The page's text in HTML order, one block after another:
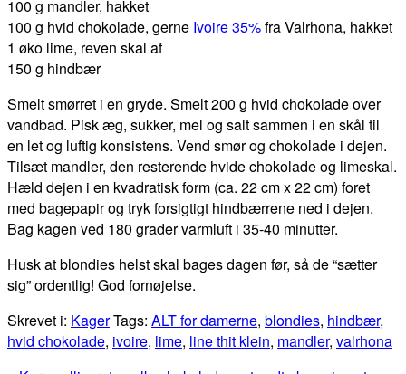
100 g mandler, hakket
100 g hvid chokolade, gerne Ivoire 35%fra Valrhona, hakket
1 øko lime, reven skal af
150 g hindbær
Smelt smørret i en gryde. Smelt 200 g hvid chokolade over
vandbad. Pisk æg, sukker, mel og salt sammen i en skål til
en let og luftig konsistens. Vend smør og chokolade i dejen.
Tilsæt mandler, den resterende hvide chokolade og limeskal.
Hæld dejen i en kvadratisk form (ca. 22 cm x 22 cm) foret
med bagepapir og tryk forsigtigt hindbærrene ned i dejen.
Bag kagen ved 180 grader varmluft i 35-40 minutter.
Husk at blondies helst skal bages dagen før, så de “sætter
sig” ordentlig! God fornøjelse.
Skrevet i: KagerTags: ALT for damerne, blondies, hindbær,
hvid chokolade, ivoire, lime, line thit klein, mandler, valrhona